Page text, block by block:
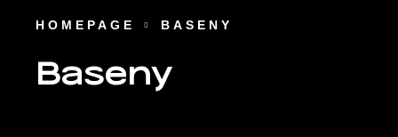
HOMEPAGE BASENY
Baseny